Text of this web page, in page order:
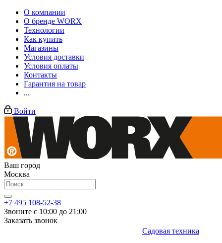
О компании
О бренде WORX
Технологии
Как купить
Магазины
Условия доставки
Условия оплаты
Контакты
Гарантия на товар
...
Войти
Ваш город
Москва
+7 495 108-52-38
Звоните с 10:00 до 21:00
Заказать звонок
Садовая техника